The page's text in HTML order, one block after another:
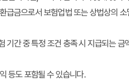
급금으로서 보험업법 또는 상법상의
기간 중 특정 조건 충족 시 지급되는
등도 포함될 수 있습니다.